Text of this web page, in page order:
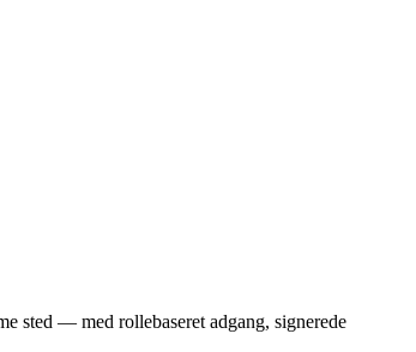
sted — med rollebaseret adgang, signerede